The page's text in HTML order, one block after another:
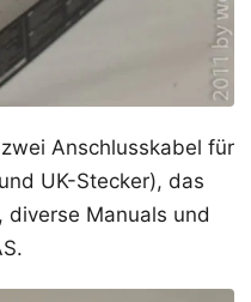
Anschlusskabel für
UK-Stecker), das
Manuals und